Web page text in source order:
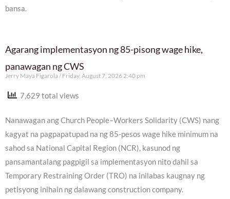
bansa.
Agarang implementasyon ng 85-pisong wage hike,
panawagan ng CWS
Jerry Maya Figarola Friday, August 7, 2026 2:40 pm
7,629 total views
Nanawagan ang Church People–Workers Solidarity (CWS) nang
kagyat na pagpapatupad na ng 85-pesos wage hike minimum na
sahod sa National Capital Region (NCR), kasunod ng
pansamantalang pagpigil sa implementasyon nito dahil sa
Temporary Restraining Order (TRO) na inilabas kaugnay ng
petisyong inihain ng dalawang construction company.